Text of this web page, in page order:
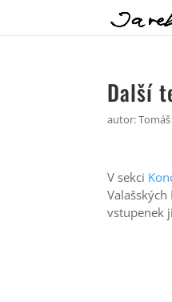
Další
autor:
V sekci
vstupenek